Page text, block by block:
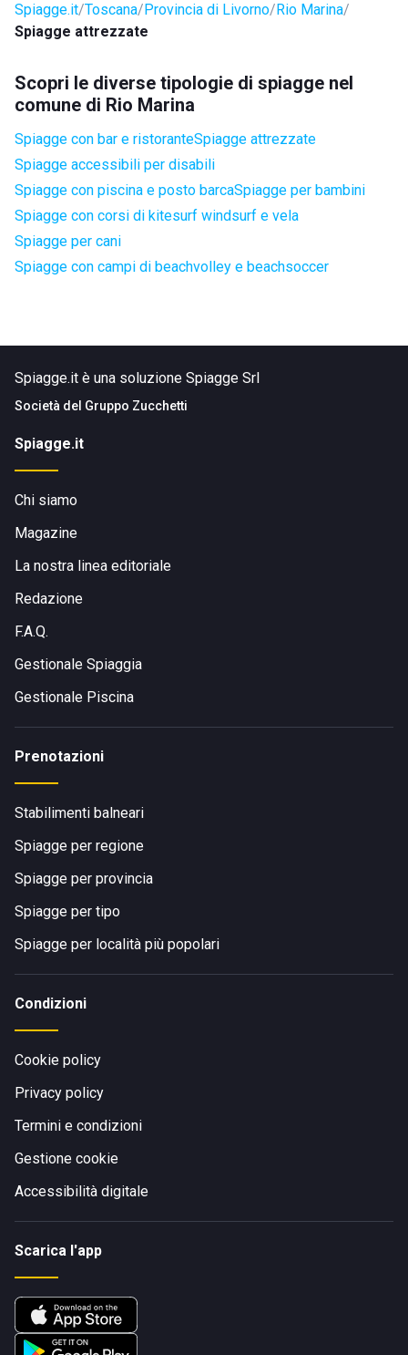
Spiagge.it Toscana Provincia di Livorno Rio Marina
Spiagge attrezzate
Scopri le diverse tipologie di spiagge nel
comune di Rio Marina
Spiagge con bar e ristoranteSpiagge attrezzate
Spiagge accessibili per disabili
Spiagge con piscina e posto barcaSpiagge per bambini
Spiagge con corsi di kitesurf windsurf e vela
Spiagge per cani
Spiagge con campi di beachvolley e beachsoccer
Spiagge.it è una soluzione Spiagge Srl
Società del Gruppo Zucchetti
Spiagge.it
Chi siamo
Magazine
La nostra linea editoriale
Redazione
F.A.Q.
Gestionale Spiaggia
Gestionale Piscina
Prenotazioni
Stabilimenti balneari
Spiagge per regione
Spiagge per provincia
Spiagge per tipo
Spiagge per località più popolari
Condizioni
Cookie policy
Privacy policy
Termini e condizioni
Gestione cookie
Accessibilità digitale
Scarica l'app